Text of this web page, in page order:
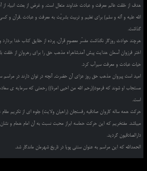
هدف از خلقت عالم معرفت و عبادت خداوند متعال است, و غرض از بعثت انبیاء
الله علیه و آله و سلم) برای تعلیم و تربیت بشریّت به معرفت و عبادت ,قرآن و
گذاشت.
هرچند حوادث روزگار نگذاشت مفسّر معصومِ قرآن, پرده از حقایق کتاب خدا
اختر فرزوان آسمان هدایت پیش آمد,شاهراه مذهب حق را برای رهروانِ از خلقت
حیات عبادت و معرفت سیرآب کرد.
امید است پیروان مذهب حق روز عزای آن حضرت, آنچه در توان دارند در مراسم
مستجاب او شوند که فرمود((رحم الله من احیی امرنا)) رحمتی که سرمایه ی
است.
حرکت همه ساله کاروان صادقیه رفسنجان (راهیان ولایت) جلوه ای از تکریم
میباشد. مفتخریم که این حرکت حماسه ابراز محبت نسبت به آن امام همام و
دارالصادقیون گردید.
الحمدالله که این مراسم به عنوان سنتی پویا در تاریخ شهرمان ماندگار شد.